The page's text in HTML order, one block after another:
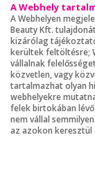
A Webhely
A Webhelyen
Beauty Kft.
kizárólag
kerültek feltöltésre;
vállalnak
közvetlen, vagy
tartalmazhat olyan
webhelyekre
felek birtokában
nem vállal
az azokon